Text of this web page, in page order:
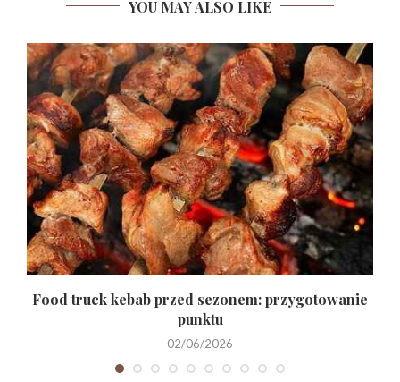
YOU MAY ALSO LIKE
Food truck kebab przed sezonem: przygotowanie
punktu
02/06/2026